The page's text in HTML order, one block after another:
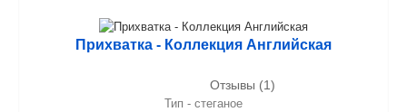
Прихватка - Коллекция Английская
Отзывы (1)
Тип - стеганое